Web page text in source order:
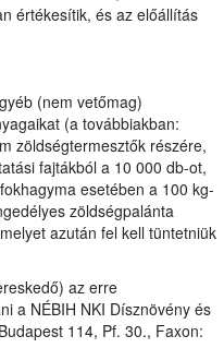
értékesítik, és az előállítás
(nem vetőmag)
(a továbbiakban:
zöldségtermesztők részére,
fajtákból a 10 000 db-ot,
esetében a 100 kg-
zöldségpalánta
azután fel kell tüntetniük
az erre
a NÉBIH NKI Dísznövény és
114, Pf. 30., Faxon: